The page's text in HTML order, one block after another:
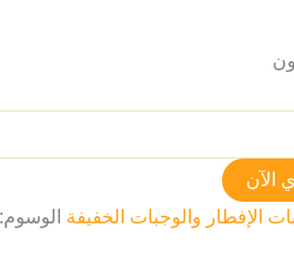
الآن
الإفطار والوجبات الخفيفة الوسوم: